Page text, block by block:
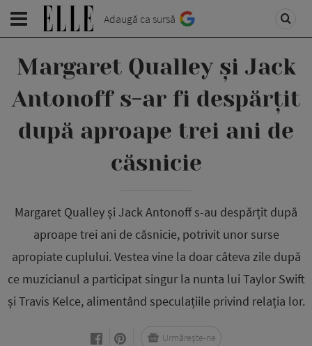
Adaugă ca sursă
Margaret Qualley și Jack
Antonoff s-ar fi despărțit
după aproape trei ani de
căsnicie
Margaret Qualley și Jack Antonoff s-au despărțit după
aproape trei ani de căsnicie, potrivit unor surse
apropiate cuplului. Vestea vine la doar câteva zile după
ce muzicianul a participat singur la nunta lui Taylor Swift
și Travis Kelce, alimentând speculațiile privind relația lor.
Urmărește-ne